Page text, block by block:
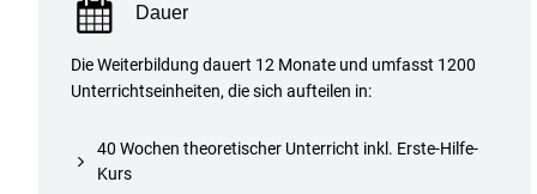
Dauer
Die Weiterbildung dauert 12 Monate und umfasst 1200
Unterrichtseinheiten, die sich aufteilen in:
40 Wochen theoretischer Unterricht inkl. Erste-Hilfe-
Kurs